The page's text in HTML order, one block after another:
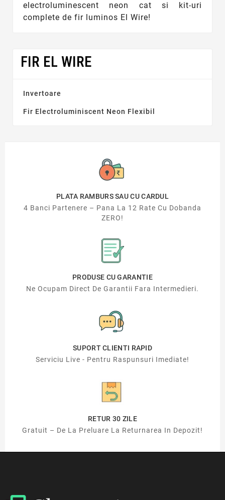
electroluminescent neon cat si kit-uri
complete de fir luminos El Wire!
FIR EL WIRE
Invertoare
Fir Electroluminiscent Neon Flexibil
PLATA RAMBURS SAU CU CARDUL
4 Banci Partenere – Pana La 12 Rate Cu Dobanda
ZERO!
PRODUSE CU GARANTIE
Ne Ocupam Direct De Garantii Fara Intermedieri.
SUPORT CLIENTI RAPID
Serviciu Live - Pentru Raspunsuri Imediate!
RETUR 30 ZILE
Gratuit – De La Preluare La Returnarea In Depozit!